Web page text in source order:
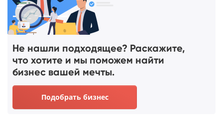
Не нашли подходящее? Раскажите,
что хотите и мы поможем найти
бизнес вашей мечты.
Подобрать бизнес